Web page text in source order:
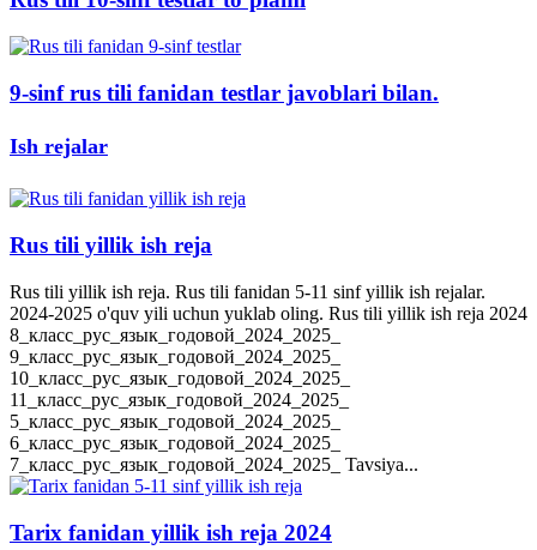
9-sinf rus tili fanidan testlar javoblari bilan.
Ish rejalar
Rus tili yillik ish reja
Rus tili yillik ish reja. Rus tili fanidan 5-11 sinf yillik ish rejalar.
2024-2025 o'quv yili uchun yuklab oling. Rus tili yillik ish reja 2024
8_класс_рус_язык_годовой_2024_2025_
9_класс_рус_язык_годовой_2024_2025_
10_класс_рус_язык_годовой_2024_2025_
11_класс_рус_язык_годовой_2024_2025_
5_класс_рус_язык_годовой_2024_2025_
6_класс_рус_язык_годовой_2024_2025_
7_класс_рус_язык_годовой_2024_2025_ Tavsiya...
Tarix fanidan yillik ish reja 2024